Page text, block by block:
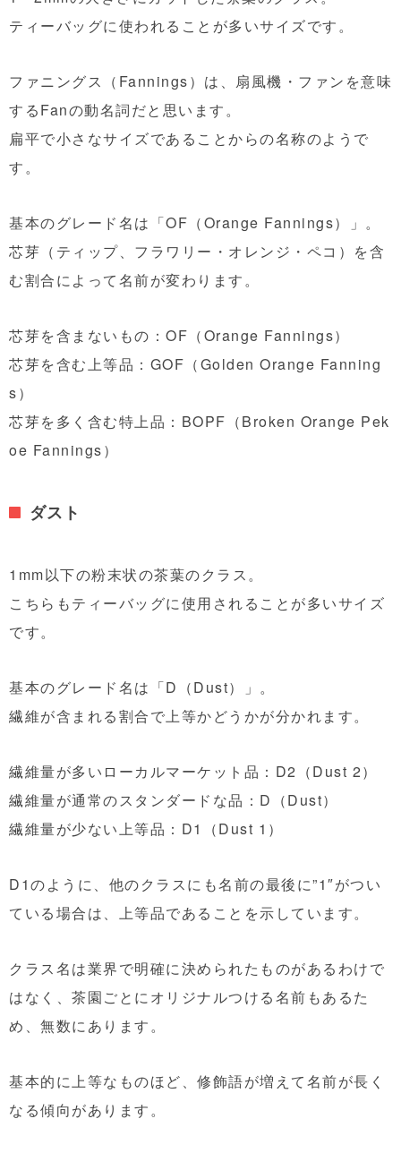
ティーバッグに使われることが多いサイズです。
ファニングス（Fannings）は、扇風機・ファンを意味
するFanの動名詞だと思います。
扁平で小さなサイズであることからの名称のようで
す。
基本のグレード名は「OF（Orange Fannings）」。
芯芽（ティップ、フラワリー・オレンジ・ペコ）を含
む割合によって名前が変わります。
芯芽を含まないもの：OF（Orange Fannings）
芯芽を含む上等品：GOF（Golden Orange Fanning
s）
芯芽を多く含む特上品：BOPF（Broken Orange Pek
oe Fannings）
ダスト
1mm以下の粉末状の茶葉のクラス。
こちらもティーバッグに使用されることが多いサイズ
です。
基本のグレード名は「D（Dust）」。
繊維が含まれる割合で上等かどうかが分かれます。
繊維量が多いローカルマーケット品：D2（Dust 2）
繊維量が通常のスタンダードな品：D（Dust）
繊維量が少ない上等品：D1（Dust 1）
D1のように、他のクラスにも名前の最後に”1″がつい
ている場合は、上等品であることを示しています。
クラス名は業界で明確に決められたものがあるわけで
はなく、茶園ごとにオリジナルつける名前もあるた
め、無数にあります。
基本的に上等なものほど、修飾語が増えて名前が長く
なる傾向があります。